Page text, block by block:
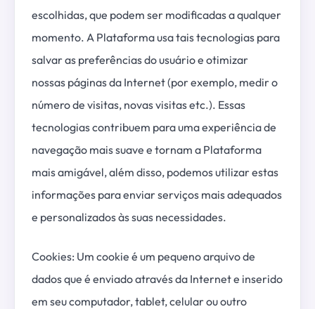
escolhidas, que podem ser modificadas a qualquer
momento. A Plataforma usa tais tecnologias para
salvar as preferências do usuário e otimizar
nossas páginas da Internet (por exemplo, medir o
número de visitas, novas visitas etc.). Essas
tecnologias contribuem para uma experiência de
navegação mais suave e tornam a Plataforma
mais amigável, além disso, podemos utilizar estas
informações para enviar serviços mais adequados
e personalizados às suas necessidades.
Cookies: Um cookie é um pequeno arquivo de
dados que é enviado através da Internet e inserido
em seu computador, tablet, celular ou outro